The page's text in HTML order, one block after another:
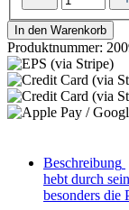
In den Warenkorb
Produktnummer:
Beschreibung
hebt durch
besonders die